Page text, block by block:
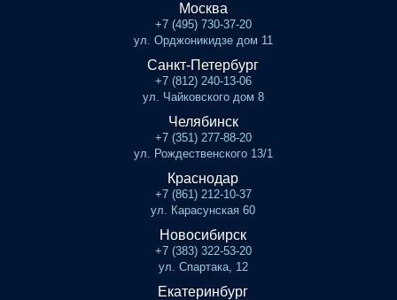
Москва
+7 (495) 730-37-20
ул. Орджоникидзе дом 11
Санкт-Петербург
+7 (812) 240-13-06
ул. Чайковского дом 8
Челябинск
+7 (351) 277-88-20
ул. Рождественского 13/1
Краснодар
+7 (861) 212-10-37
ул. Карасунская 60
Новосибирск
+7 (383) 322-53-20
ул. Спартака, 12
Екатеринбург